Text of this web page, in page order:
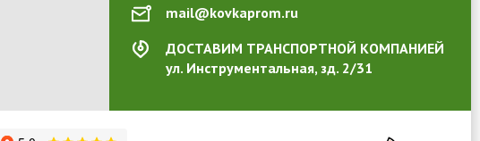
mail@kovkaprom.ru
ДОСТАВИМ ТРАНСПОРТНОЙ КОМПАНИЕЙ
ул. Инструментальная, зд. 2/31